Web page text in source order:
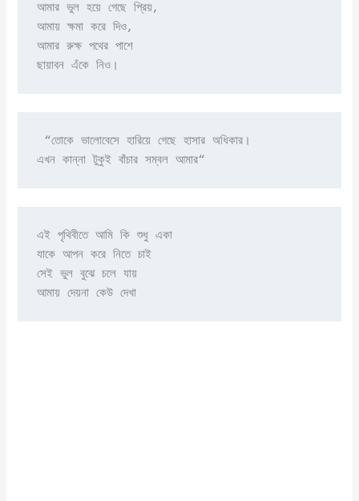
আমার ভুল হয়ে গেছে প্রিয়,
আমায় ক্ষমা করে দিও,
আমার রুক্ষ পথের পাশে
ছায়াবন এঁকে নিও।
এখন কান্না টুকুই বাঁচার সম্বল আমার“
এই পৃথিবীতে আমি কি শুধু একা
যাকে আপন করে নিতে চাই
সেই ভুল বুঝে চলে যায়
আমায় দেয়না কেউ দেখা